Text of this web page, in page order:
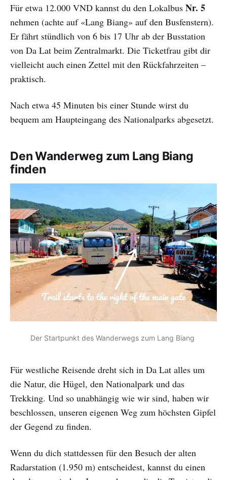
Für etwa 12.000 VND kannst du den Lokalbus Nr. 5
nehmen (achte auf «Lang Biang» auf den Busfenstern).
Er fährt stündlich von 6 bis 17 Uhr ab der Busstation
von Da Lat beim Zentralmarkt. Die Ticketfrau gibt dir
vielleicht auch einen Zettel mit den Rückfahrzeiten –
praktisch.
Nach etwa 45 Minuten bis einer Stunde wirst du
bequem am Haupteingang des Nationalparks abgesetzt.
Den Wanderweg zum Lang Biang
finden
Der Startpunkt des Wanderwegs zum Lang Biang
Für westliche Reisende dreht sich in Da Lat alles um
die Natur, die Hügel, den Nationalpark und das
Trekking. Und so unabhängig wie wir sind, haben wir
beschlossen, unseren eigenen Weg zum höchsten Gipfel
der Gegend zu finden.
Wenn du dich stattdessen für den Besuch der alten
Radarstation (1.950 m) entscheidest, kannst du einen